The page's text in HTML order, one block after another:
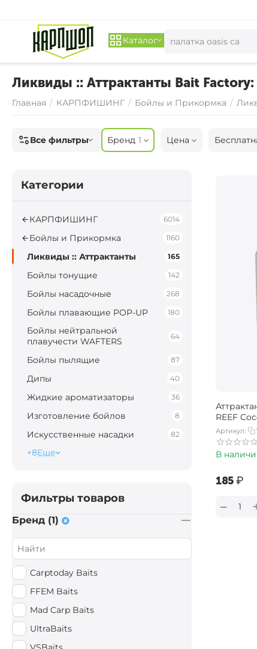
Каталог
Ликвиды :: Аттрактанты Bait
Главная / КАРПФИШИНГ / Бойлы и Прикормка /
Все фильтры Бренд 1 Цена
REEF
Артикул:
В
‍185‍₽
−
Категории
КАРПФИШИНГ 6014
Бойлы и Прикормка 1160
Ликвиды :: Аттрактанты 165
Бойлы тонущие 142
Бойлы насадочные 268
Бойлы плавающие POP-UP 180
Бойлы нейтральной
плавучести WAFTERS
64
Бойлы пылящие 87
Дипы 40
Жидкие ароматизаторы 36
Изготовление бойлов 8
Искусственные насадки 82
+8Еще
Фильтры товаров
Бренд (1)
Carptoday Baits
FFEM Baits
Mad Carp Baits
UltraBaits